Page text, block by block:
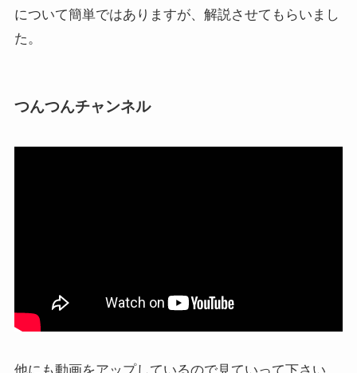
について簡単ではありますが、解説させてもらいまし
た。
つんつんチャンネル